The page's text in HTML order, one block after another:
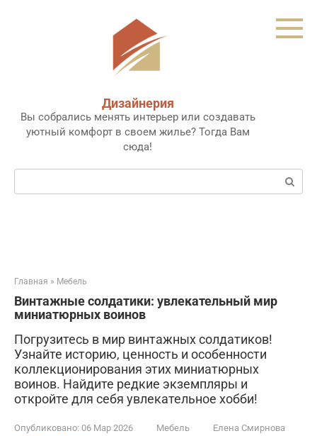
Дизайнерия
Вы собрались менять интерьер или создавать
уютный комфорт в своем жилье? Тогда Вам
сюда!
Поиск:
Главная » Мебель
Винтажные солдатики: увлекательный мир
миниатюрных воинов
Погрузитесь в мир винтажных солдатиков!
Узнайте историю, ценность и особенности
коллекционирования этих миниатюрных
воинов. Найдите редкие экземпляры и
откройте для себя увлекательное хобби!
Опубликовано: 06 Мар 2026 Мебель Елена Смирнова